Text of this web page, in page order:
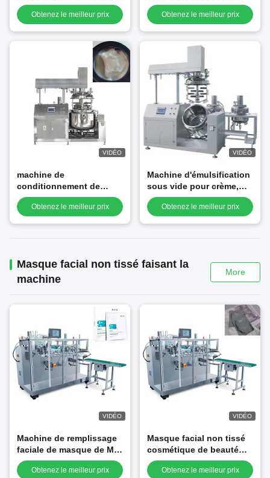
de sachet de solides
solubles 160ml pour le
Obtenez le meilleur prix
mélangeur industriel
lotion de crème
homogénéiseur réservoir
Obtenez le meilleur prix
VIDÉO
machine de
conditionnement de
farine d'épice de poudre
d'assaisonnement de la
Obtenez le meilleur prix
VIDÉO
Machine d'émulsification
sous vide pour crème,
pommade et lotion
Obtenez le meilleur prix
Masque facial non tissé faisant la
machine
More
VIDÉO
Machine de remplissage
faciale de masque de Min
Semi Auto Flat Bags de
60 sacs pour des
Obtenez le meilleur prix
VIDÉO
Masque facial non tissé
cosmétique de beauté
faisant des soins de la
peau de machine à
Obtenez le meilleur prix